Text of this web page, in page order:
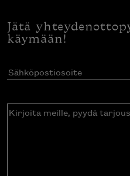
Jätä
käymään!
Sähköpostiosoite(Pakollinen)
Kirjoita